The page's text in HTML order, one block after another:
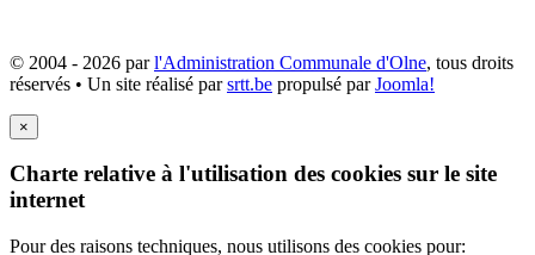
© 2004 - 2026 parl'Administration Communale d'Olne, tous droits
réservés • Un site réalisé parsrtt.be propulsé parJoomla!
×
Charte relative à l'utilisation des cookies sur le site
internet
Pour des raisons techniques, nous utilisons des cookies pour: